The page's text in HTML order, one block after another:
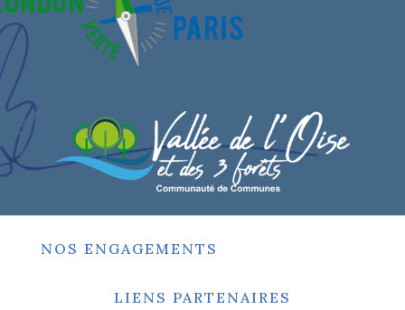
NOS ENGAGEMENTS
LIENS PARTENAIRES